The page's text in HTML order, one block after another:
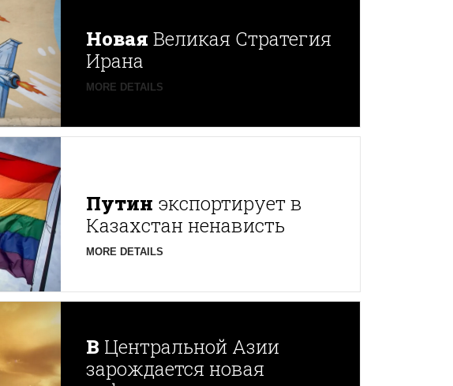
Новая Великая Стратегия
Ирана
MORE DETAILS
Путин экспортирует в
Казахстан ненависть
MORE DETAILS
В Центральной Азии
зарождается новая